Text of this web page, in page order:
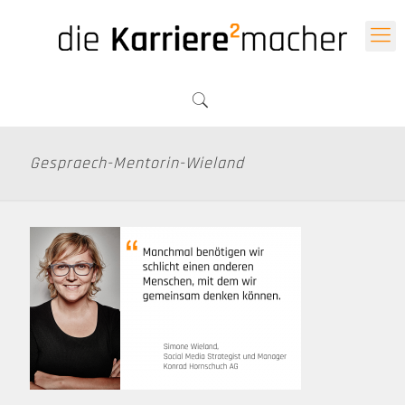
Gespraech-Mentorin-Wieland